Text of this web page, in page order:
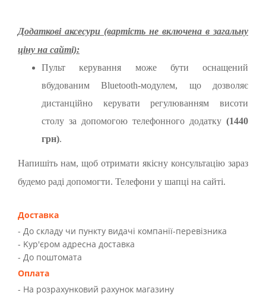
Додаткові аксесури (вартість не включена в загальну
ціну на сайті):
Пульт керування може бути оснащений
вбудованим Bluetooth-модулем, що дозволяє
дистанційно керувати регулюванням висоти
столу за допомогою телефонного додатку (1440
грн).
Напишіть нам, щоб отримати якісну консультацію зараз
будемо раді допомогти. Телефони у шапці на сайті.
Доставка
- До складу чи пункту видачі компанії-перевізника
- Kур'єром адресна доставка
- До поштомата
Оплата
- На розрахунковий рахунок магазину